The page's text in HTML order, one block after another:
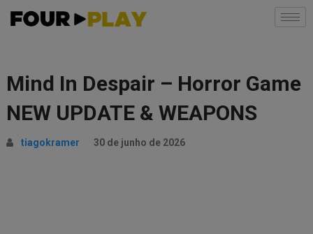
Mind In Despair – Horror Game
NEW UPDATE & WEAPONS
tiagokramer 30 de junho de 2026